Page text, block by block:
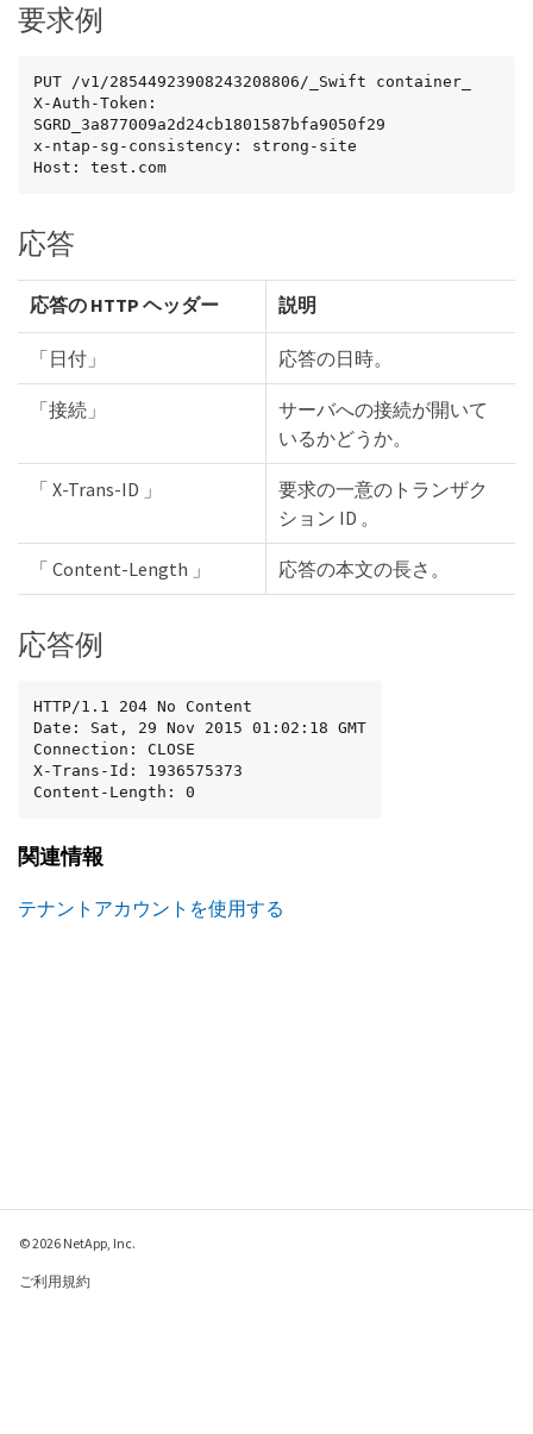
要求例
PUT /v1/28544923908243208806/_Swift container_
X-Auth-Token:
SGRD_3a877009a2d24cb1801587bfa9050f29
x-ntap-sg-consistency: strong-site
Host: test.com
応答
応答の HTTP ヘッダー 説明
「日付」 応答の日時。
「接続」
サーバへの接続が開いて
いるかどうか。
「 X-Trans-ID 」
要求の一意のトランザク
ション ID 。
「 Content-Length 」 応答の本文の長さ。
応答例
HTTP/1.1 204 No Content
Date: Sat, 29 Nov 2015 01:02:18 GMT
Connection: CLOSE
X-Trans-Id: 1936575373
Content-Length: 0
関連情報
テナントアカウントを使用する
© 2026 NetApp, Inc.
ご利用規約